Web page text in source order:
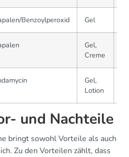
Benzoylperoxid Gel
Gel,
Creme
Gel,
Lotion
und Nachteile
bringt sowohl Vorteile als auch
Zu den Vorteilen zählt, dass